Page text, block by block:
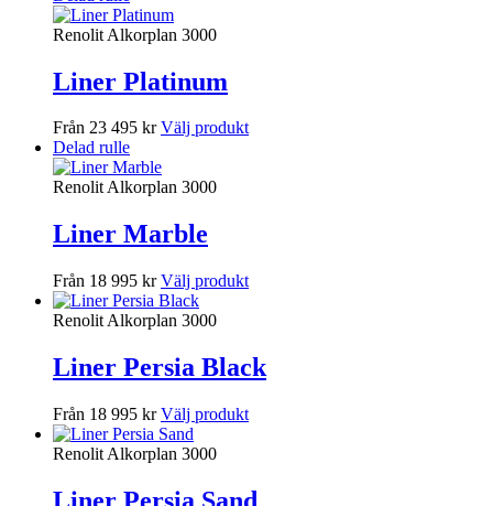
Renolit Alkorplan 3000
Liner Platinum
Från 23 495 kr Välj produkt
Delad rulle
Renolit Alkorplan 3000
Liner Marble
Från 18 995 kr Välj produkt
Renolit Alkorplan 3000
Liner Persia Black
Från 18 995 kr Välj produkt
Renolit Alkorplan 3000